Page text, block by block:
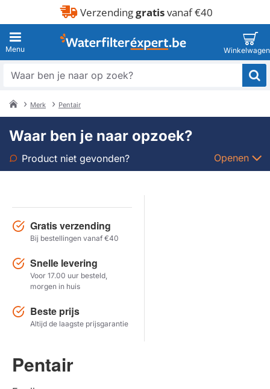
Verzendinggratisvanaf €40
Waar
zoek?
Merk Pentair
Waar ben je naar opzoek?
Product niet gevonden? Openen
TOON PRODUCTEN
Gratis verzending
Bij bestellingen vanaf €40
Snelle levering
Voor 17.00 uur besteld,
morgen in huis
Beste prijs
Altijd de laagste prijsgarantie
Pentair